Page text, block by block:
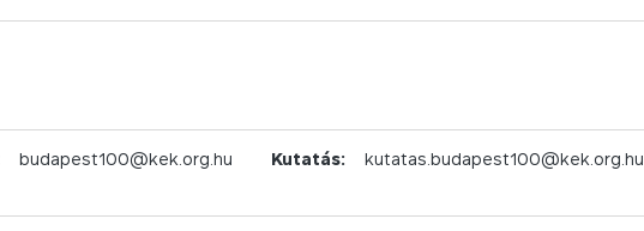
budapest100@kek.org.hu Kutatás: kutatas.budapest100@kek.org.hu